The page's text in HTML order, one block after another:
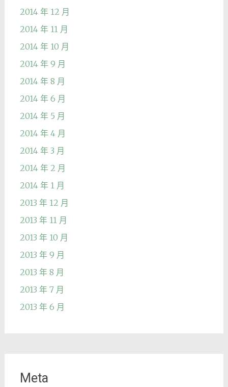
2014 年 12 月
2014 年 11 月
2014 年 10 月
2014 年 9 月
2014 年 8 月
2014 年 6 月
2014 年 5 月
2014 年 4 月
2014 年 3 月
2014 年 2 月
2014 年 1 月
2013 年 12 月
2013 年 11 月
2013 年 10 月
2013 年 9 月
2013 年 8 月
2013 年 7 月
2013 年 6 月
Meta